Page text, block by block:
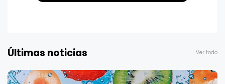
Últimas noticias Ver todo